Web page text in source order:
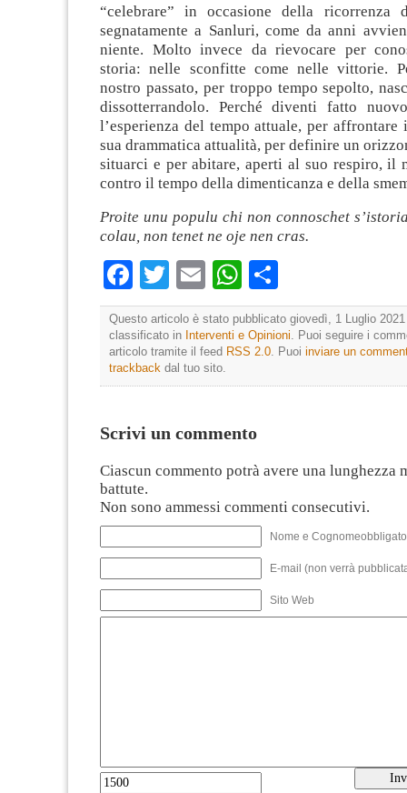
“celebrare” in occasione della ricorrenza
segnatamente a Sanluri, come da anni
niente. Molto invece da rievocare per
storia: nelle sconfitte come nelle vittorie.
nostro passato, per troppo tempo sepolto,
dissotterrandolo. Perché diventi fatto
l’esperienza del tempo attuale, per affrontare
sua drammatica attualità, per definire un
situarci e per abitare, aperti al suo respiro, il
contro il tempo della dimenticanza e della
Proite unu populu chi non connoschet
colau, non tenet ne oje nen cras.
Facebook
Twitter
EmailWhatsApp
Questo articolo è stato pubblicato giovedì, 1 Luglio
classificato in Interventi e Opinioni . Puoi seguire i
articolo tramite il feed RSS 2.0 . Puoi inviare un
trackback dal tuo sito.
Scrivi un commento
Ciascun commento potrà avere una lunghezza
battute.
Non sono ammessi commenti consecutivi.
Nome e
E-mail (non verrà
Sito Web